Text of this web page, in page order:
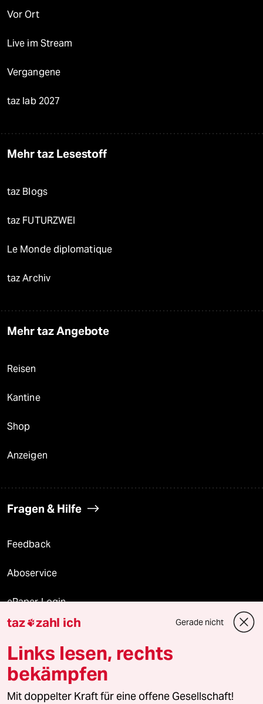
Vor Ort
Live im Stream
Vergangene
taz lab 2027
Mehr taz Lesestoff
taz Blogs
taz FUTURZWEI
Le Monde diplomatique
taz Archiv
Mehr taz Angebote
Reisen
Kantine
Shop
Anzeigen
Fragen & Hilfe
Feedback
Aboservice
ePaper Login
Downloads für Abonnierende
© 2026 taz Verlags und Vertriebs GmbH
Alle Rechte vorbehalten. Bei rechtlichen Fragen oder für Genehmigungen
taz zahl ich Gerade nicht
Links lesen, rechts
bekämpfen
Mit doppelter Kraft für eine offene Gesellschaft!